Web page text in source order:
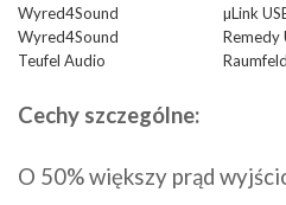
Wyred4Sound
µLink
Wyred4Sound
Remedy
Teufel Audio
Cechy szczególne:
O 50% większy prąd